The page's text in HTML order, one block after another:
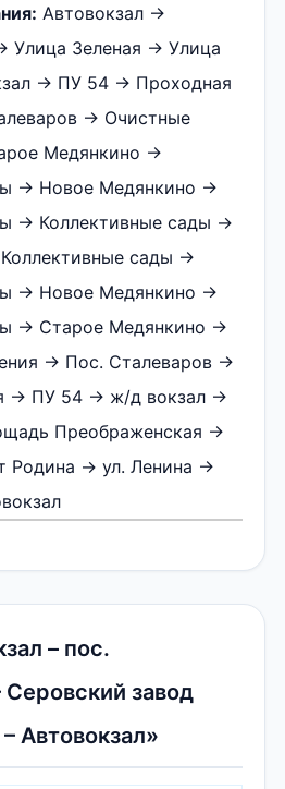
Автовокзал →
Улица Зеленая → Улица
→ ПУ 54 → Проходная
→ Очистные
Медянкино →
→ Новое Медянкино →
→ Коллективные сады →
сады →
→ Новое Медянкино →
→ Старое Медянкино →
→ Пос. Сталеваров →
→ ПУ 54 → ж/д вокзал →
Преображенская →
Родина → ул. Ленина →
– пос.
завод
Автовокзал»